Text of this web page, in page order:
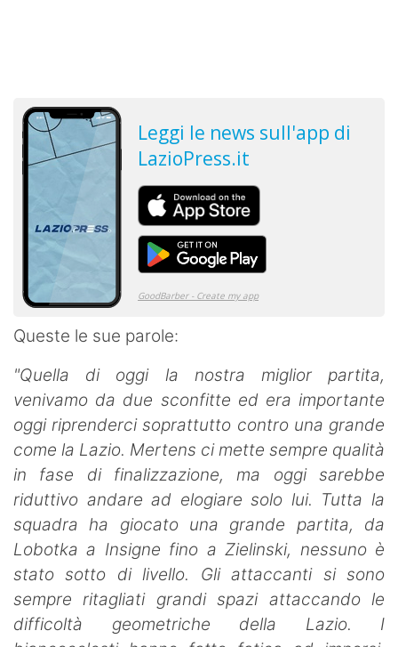
Queste le sue parole:
"Quella di oggi la nostra miglior partita,
venivamo da due sconfitte ed era importante
oggi riprenderci soprattutto contro una grande
come la Lazio. Mertens ci mette sempre qualità
in fase di finalizzazione, ma oggi sarebbe
riduttivo andare ad elogiare solo lui. Tutta la
squadra ha giocato una grande partita, da
Lobotka a Insigne fino a Zielinski, nessuno è
stato sotto di livello. Gli attaccanti si sono
sempre ritagliati grandi spazi attaccando le
difficoltà geometriche della Lazio. I